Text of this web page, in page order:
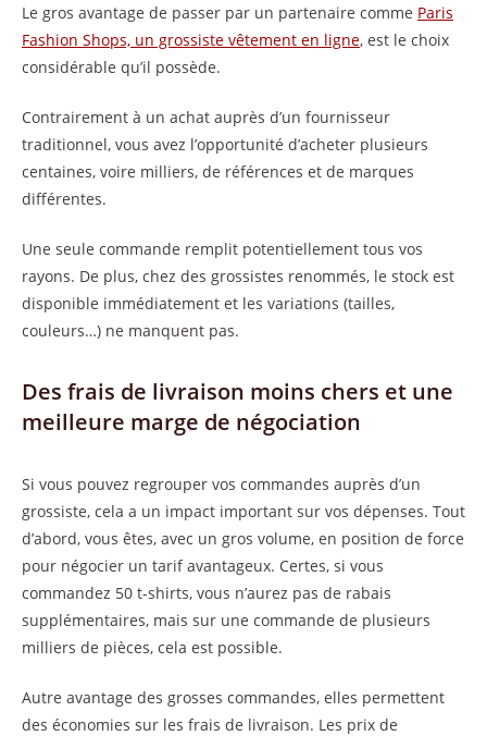
Le gros avantage de passer par un partenaire comme Paris
Fashion Shops, un grossiste vêtement en ligne, est le choix
considérable qu’il possède.
Contrairement à un achat auprès d’un fournisseur
traditionnel, vous avez l’opportunité d’acheter plusieurs
centaines, voire milliers, de références et de marques
différentes.
Une seule commande remplit potentiellement tous vos
rayons. De plus, chez des grossistes renommés, le stock est
disponible immédiatement et les variations (tailles,
couleurs…) ne manquent pas.
Des frais de livraison moins chers et une
meilleure marge de négociation
Si vous pouvez regrouper vos commandes auprès d’un
grossiste, cela a un impact important sur vos dépenses. Tout
d’abord, vous êtes, avec un gros volume, en position de force
pour négocier un tarif avantageux. Certes, si vous
commandez 50 t-shirts, vous n’aurez pas de rabais
supplémentaires, mais sur une commande de plusieurs
milliers de pièces, cela est possible.
Autre avantage des grosses commandes, elles permettent
des économies sur les frais de livraison. Les prix de